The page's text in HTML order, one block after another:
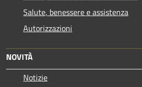
Salute, benessere e assistenza
Autorizzazioni
NOVITÀ
Notizie